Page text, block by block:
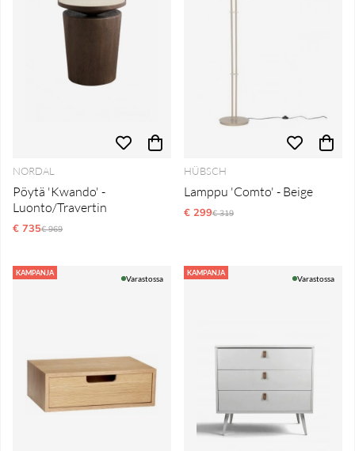
NORDAL
Pöytä 'Kwando' -
Luonto/Travertin
€ 735Normaali hinta
€ 969
HÜBSCH
Lamppu 'Comto' - Beige
€ 299Normaali hinta
€ 319
KAMPANJA
Varastossa
KAMPANJA
Varastossa